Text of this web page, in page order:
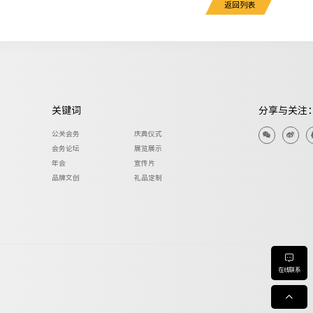
返回列表
关键词
公关会务 庆典仪式
会务论坛 展览展示
年会 宣传片
品牌文创 礼品定制
分享与关注
在线联系